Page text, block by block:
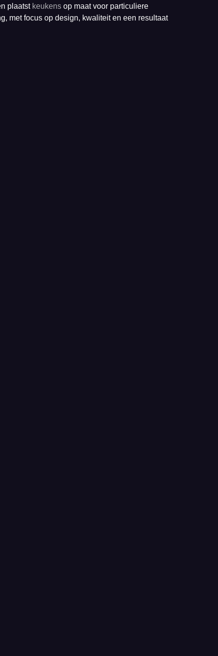
plaatst keukens op maat voor particuliere
met focus op design, kwaliteit en een resultaat